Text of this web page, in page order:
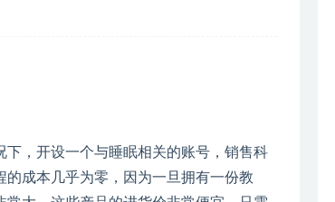
，开设一个与睡眠相关的账号，销售科
成本几乎为零，因为一旦拥有一份教